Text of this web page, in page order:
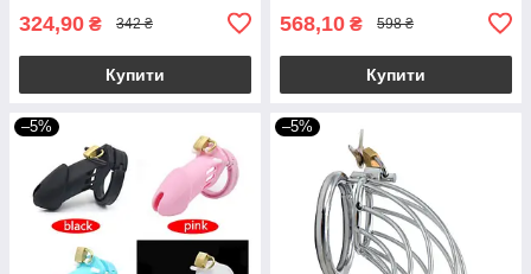
324,90 ₴ 342 ₴
Купити
568,10 ₴ 598 ₴
Купити
–5% –5%